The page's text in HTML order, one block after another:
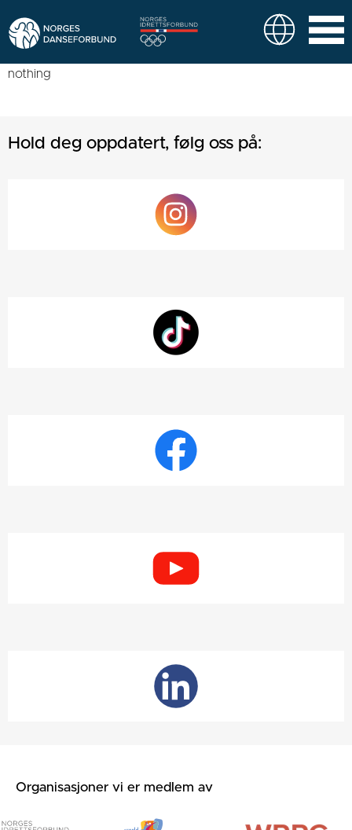
nothing
Hold deg oppdatert, følg oss på:
Organisasjoner vi er medlem av